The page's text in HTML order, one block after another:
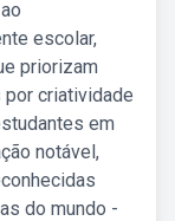
escolar,
priorizam
criatividade
em
notável,
do mundo -